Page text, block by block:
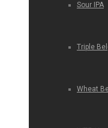
Sour IPA
Triple
Wheat